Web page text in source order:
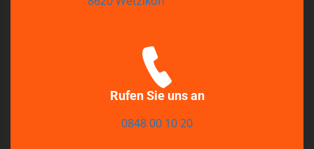
Rufen Sie uns an
0848 00 10 20